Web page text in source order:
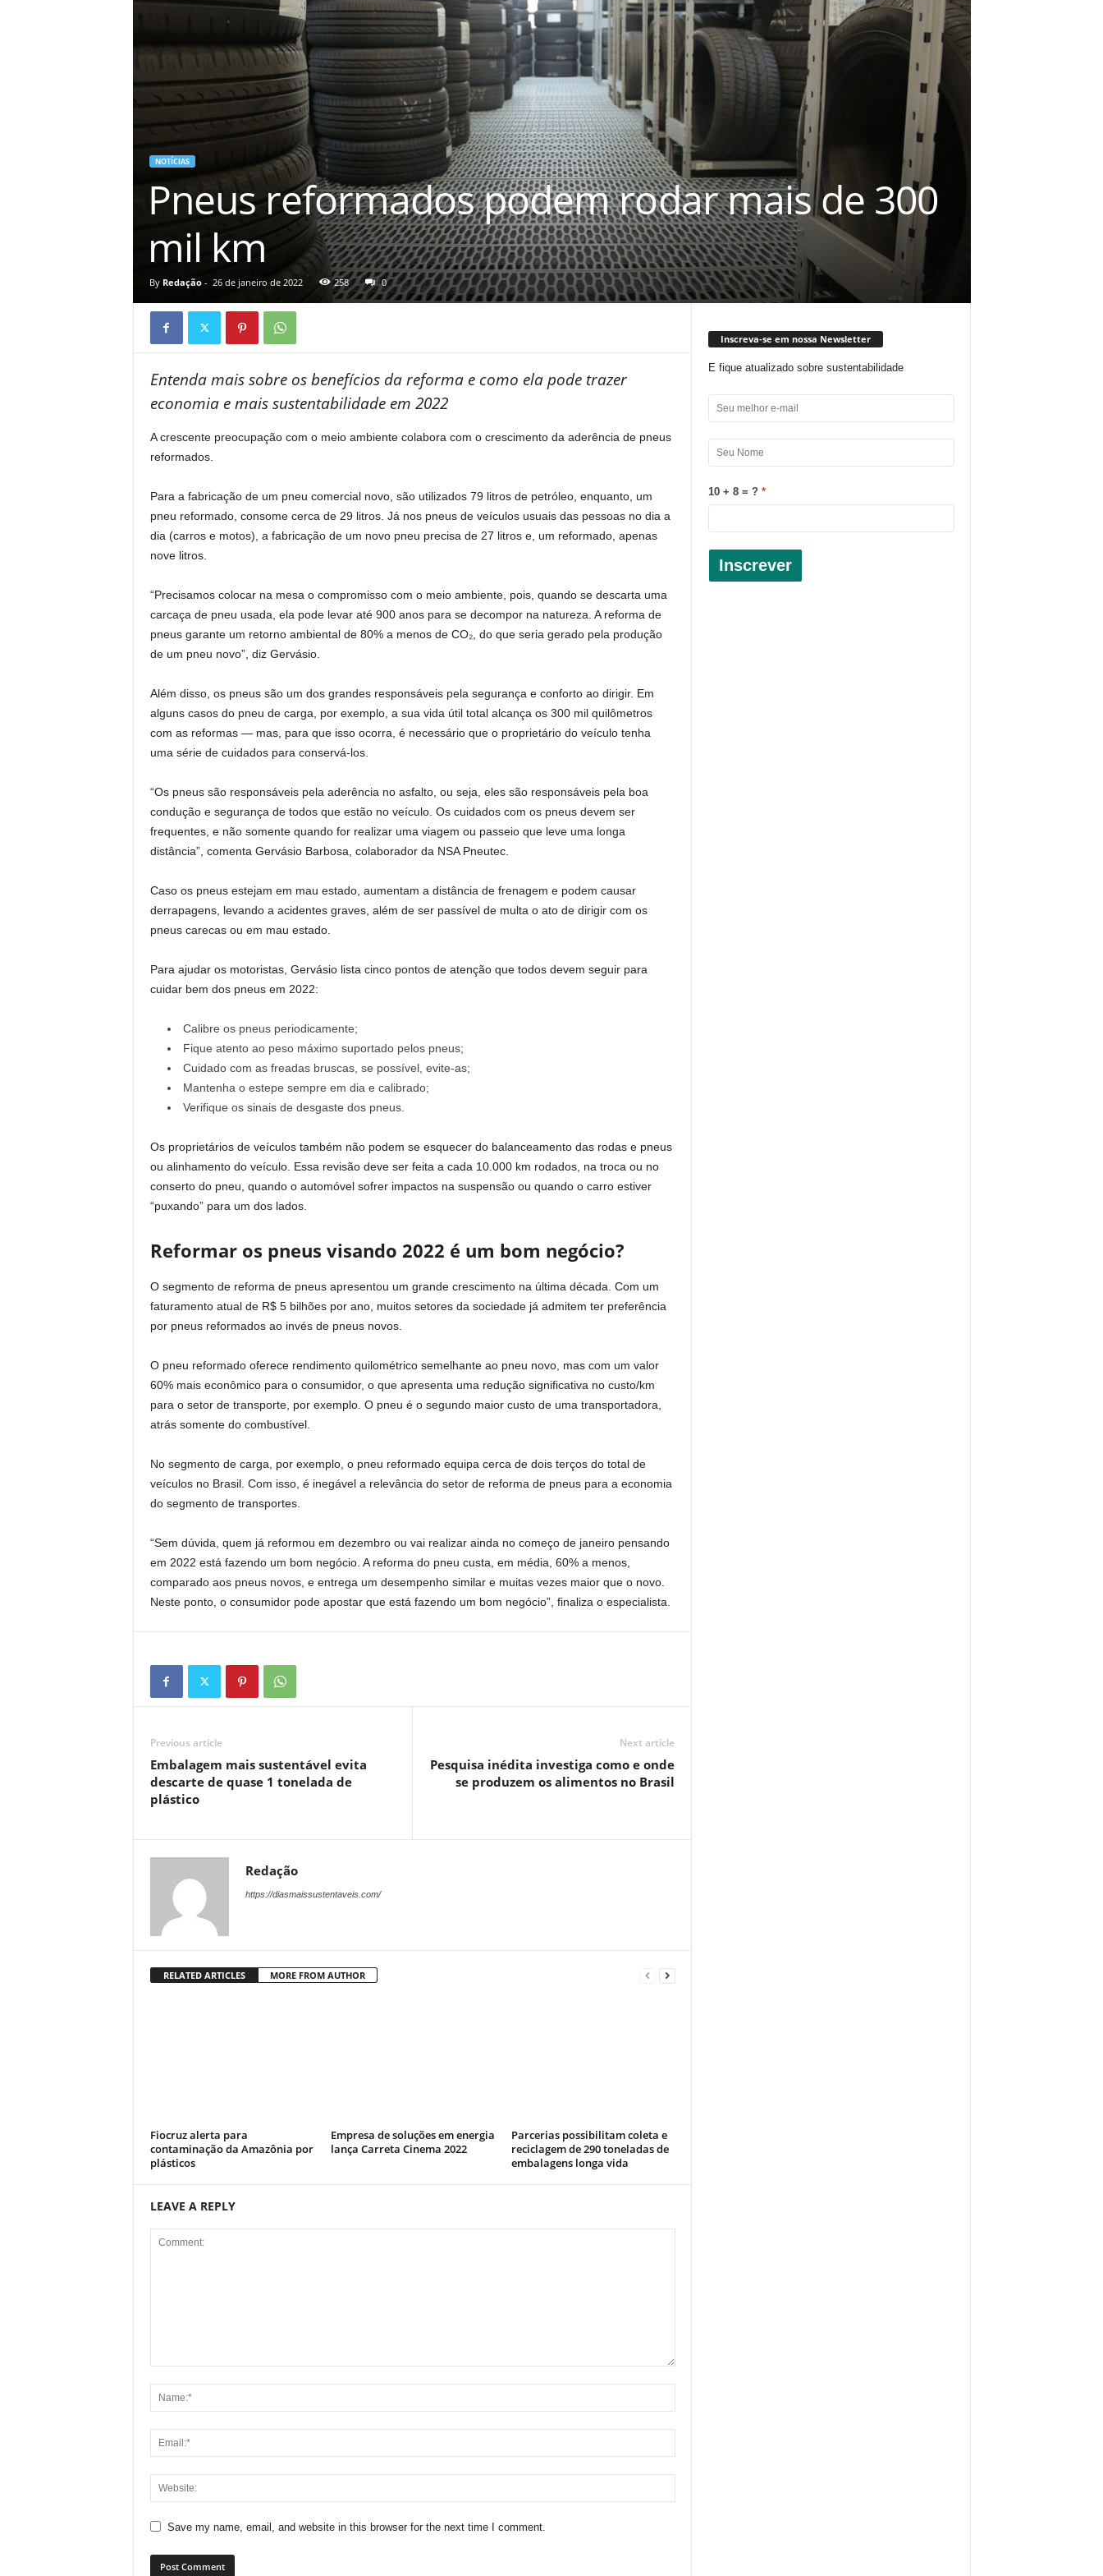
s
NOTÍCIAS
Pneus reformados podem rodar mais de 300
mil km
By Redação- 26 de janeiro de 2022 258 0
Entenda mais sobre os benefícios da reforma e como ela pode trazer
economia e mais sustentabilidade em 2022
A crescente preocupação com o meio ambiente colabora com o crescimento da aderência de pneus
reformados.
Para a fabricação de um pneu comercial novo, são utilizados 79 litros de petróleo, enquanto, um
pneu reformado, consome cerca de 29 litros. Já nos pneus de veículos usuais das pessoas no dia a
dia (carros e motos), a fabricação de um novo pneu precisa de 27 litros e, um reformado, apenas
nove litros.
“Precisamos colocar na mesa o compromisso com o meio ambiente, pois, quando se descarta uma
carcaça de pneu usada, ela pode levar até 900 anos para se decompor na natureza. A reforma de
pneus garante um retorno ambiental de 80% a menos de CO₂, do que seria gerado pela produção
de um pneu novo”, diz Gervásio.
Além disso, os pneus são um dos grandes responsáveis pela segurança e conforto ao dirigir. Em
alguns casos do pneu de carga, por exemplo, a sua vida útil total alcança os 300 mil quilômetros
com as reformas — mas, para que isso ocorra, é necessário que o proprietário do veículo tenha
uma série de cuidados para conservá-los.
“Os pneus são responsáveis pela aderência no asfalto, ou seja, eles são responsáveis pela boa
condução e segurança de todos que estão no veículo. Os cuidados com os pneus devem ser
frequentes, e não somente quando for realizar uma viagem ou passeio que leve uma longa
distância”, comenta Gervásio Barbosa, colaborador da NSA Pneutec.
Caso os pneus estejam em mau estado, aumentam a distância de frenagem e podem causar
derrapagens, levando a acidentes graves, além de ser passível de multa o ato de dirigir com os
pneus carecas ou em mau estado.
Para ajudar os motoristas, Gervásio lista cinco pontos de atenção que todos devem seguir para
cuidar bem dos pneus em 2022:
Calibre os pneus periodicamente;
Fique atento ao peso máximo suportado pelos pneus;
Cuidado com as freadas bruscas, se possível, evite-as;
Mantenha o estepe sempre em dia e calibrado;
Verifique os sinais de desgaste dos pneus.
Os proprietários de veículos também não podem se esquecer do balanceamento das rodas e pneus
ou alinhamento do veículo. Essa revisão deve ser feita a cada 10.000 km rodados, na troca ou no
conserto do pneu, quando o automóvel sofrer impactos na suspensão ou quando o carro estiver
“puxando” para um dos lados.
Reformar os pneus visando 2022 é um bom negócio?
O segmento de reforma de pneus apresentou um grande crescimento na última década. Com um
faturamento atual de R$ 5 bilhões por ano, muitos setores da sociedade já admitem ter preferência
por pneus reformados ao invés de pneus novos.
O pneu reformado oferece rendimento quilométrico semelhante ao pneu novo, mas com um valor
60% mais econômico para o consumidor, o que apresenta uma redução significativa no custo/km
para o setor de transporte, por exemplo. O pneu é o segundo maior custo de uma transportadora,
atrás somente do combustível.
No segmento de carga, por exemplo, o pneu reformado equipa cerca de dois terços do total de
veículos no Brasil. Com isso, é inegável a relevância do setor de reforma de pneus para a economia
do segmento de transportes.
“Sem dúvida, quem já reformou em dezembro ou vai realizar ainda no começo de janeiro pensando
em 2022 está fazendo um bom negócio. A reforma do pneu custa, em média, 60% a menos,
comparado aos pneus novos, e entrega um desempenho similar e muitas vezes maior que o novo.
Neste ponto, o consumidor pode apostar que está fazendo um bom negócio”, finaliza o especialista.
Previous article
Embalagem mais sustentável evita
descarte de quase 1 tonelada de
plástico
Next article
Pesquisa inédita investiga como e onde
se produzem os alimentos no Brasil
Redação
https://diasmaissustentaveis.com/
RELATED ARTICLES MORE FROM AUTHOR
Fiocruz alerta para
contaminação da Amazônia por
plásticos
Empresa de soluções em energia
lança Carreta Cinema 2022
Parcerias possibilitam coleta e
reciclagem de 290 toneladas de
embalagens longa vida
LEAVE A REPLY
Save my name, email, and website in this browser for the next time I comment.
Inscreva-se em nossa Newsletter
E fique atualizado sobre sustentabilidade
10 + 8 = ?
Inscrever